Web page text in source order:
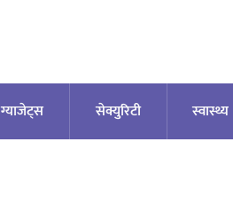
ग्याजेट्स सेक्युरिटी स्वास्थ्य